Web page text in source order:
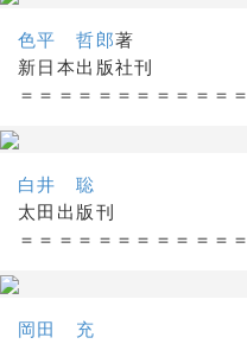
色平 哲郎著
新日本出版社刊
＝＝＝＝＝＝＝＝＝＝＝＝
白井 聡
太田出版刊
＝＝＝＝＝＝＝＝＝＝＝＝
岡田 充